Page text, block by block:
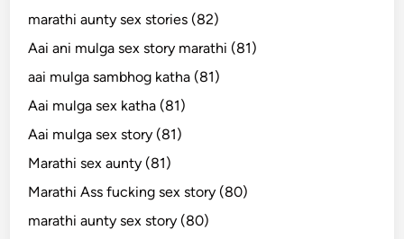
marathi aunty sex stories (82)
Aai ani mulga sex story marathi (81)
aai mulga sambhog katha (81)
Aai mulga sex katha (81)
Aai mulga sex story (81)
Marathi sex aunty (81)
Marathi Ass fucking sex story (80)
marathi aunty sex story (80)